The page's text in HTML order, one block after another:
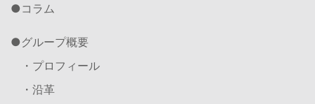
コラム
グループ概要
・プロフィール
・沿革